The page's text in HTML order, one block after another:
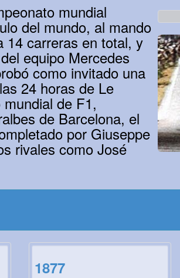
mundial
del mundo, al mando
14 carreras en total, y
equipo Mercedes
como invitado una
24 horas de Le
de F1,
de Barcelona, el
por Giuseppe
rivales como José
1877